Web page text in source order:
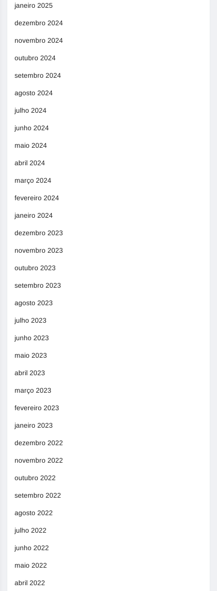
janeiro 2025
dezembro 2024
novembro 2024
outubro 2024
setembro 2024
agosto 2024
julho 2024
junho 2024
maio 2024
abril 2024
março 2024
fevereiro 2024
janeiro 2024
dezembro 2023
novembro 2023
outubro 2023
setembro 2023
agosto 2023
julho 2023
junho 2023
maio 2023
abril 2023
março 2023
fevereiro 2023
janeiro 2023
dezembro 2022
novembro 2022
outubro 2022
setembro 2022
agosto 2022
julho 2022
junho 2022
maio 2022
abril 2022